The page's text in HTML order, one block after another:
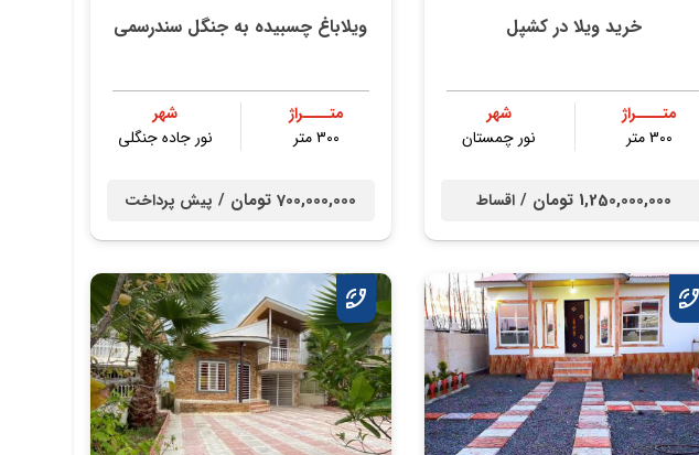
خرید ویلا در کشپل
متــــراژ
300 متر
شهر
نور چمستان
1,250,000,000 تومان / اقساط
ویلاباغ چسبیده به جنگل سندرسمی
متــــراژ
300 متر
شهر
نور جاده جنگلی
700,000,000 تومان / پیش پرداخت